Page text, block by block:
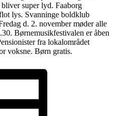
super lyd. Faaborg
lys. Svanninge boldklub
d. 2. november møder alle
Børnemusikfestivalen er åben
fra lokalområdet
voksne. Børn gratis.